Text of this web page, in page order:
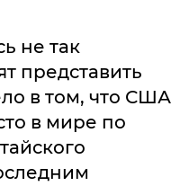
не так
представить
в том, что США
в мире по